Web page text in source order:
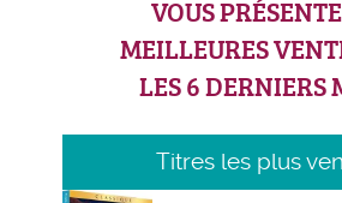
VOUS
MEILLEURES
LES 6 DERNIERS
Titres les plus